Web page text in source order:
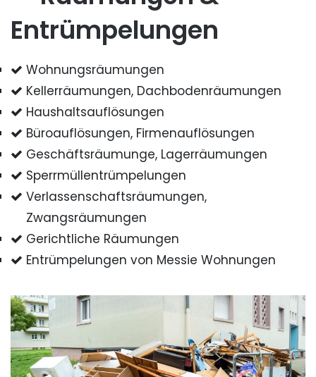
Entrümpelungen
Wohnungsräumungen
Kellerräumungen, Dachbodenräumungen
Haushaltsauflösungen
Büroauflösungen, Firmenauflösungen
Geschäftsräumunge, Lagerräumungen
Sperrmüllentrümpelungen
Verlassenschaftsräumungen,
Zwangsräumungen
Gerichtliche Räumungen
Entrümpelungen von Messie Wohnungen